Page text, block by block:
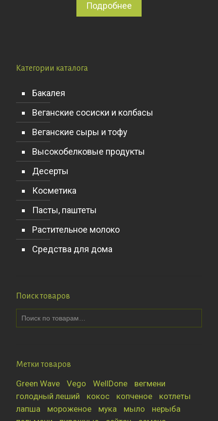
Подробнее
Категории каталога
Бакалея
Веганские сосиски и колбасы
Веганские сыры и тофу
Высокобелковые продукты
Десерты
Косметика
Пасты, паштеты
Растительное молоко
Средства для дома
Поиск товаров
Метки товаров
Green Wave Vego WellDone
вегмени
голодный леший
кокос копченое
котлеты
лапша
мороженое мука мыло
нерыба